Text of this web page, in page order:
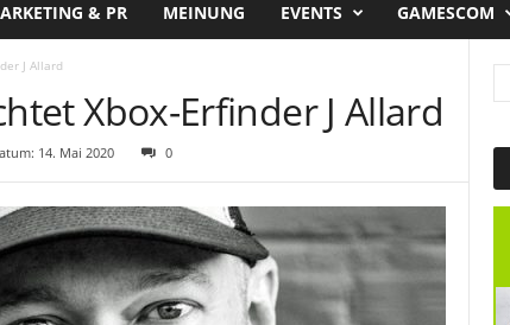
& PR MEINUNG EVENTS GAMESCOM
J Allard
Xbox-Erfinder J Allard
14. Mai 2020 0